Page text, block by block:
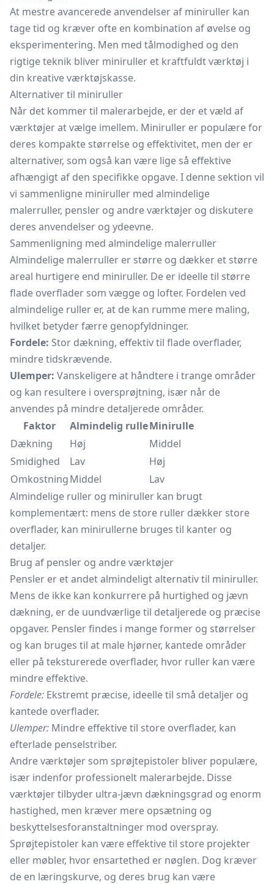
At mestre avancerede anvendelser af miniruller kan
tage tid og kræver ofte en kombination af øvelse og
eksperimentering. Men med tålmodighed og den
rigtige teknik bliver miniruller et kraftfuldt værktøj i
din kreative værktøjskasse.
Alternativer til miniruller
Når det kommer til malerarbejde, er der et væld af
værktøjer at vælge imellem. Miniruller er populære for
deres kompakte størrelse og effektivitet, men der er
alternativer, som også kan være lige så effektive
afhængigt af den specifikke opgave. I denne sektion vil
vi sammenligne miniruller med almindelige
malerruller, pensler og andre værktøjer og diskutere
deres anvendelser og ydeevne.
Sammenligning med almindelige malerruller
Almindelige malerruller er større og dækker et større
areal hurtigere end miniruller. De er ideelle til større
flade overflader som vægge og lofter. Fordelen ved
almindelige ruller er, at de kan rumme mere maling,
hvilket betyder færre genopfyldninger.
Fordele: Stor dækning, effektiv til flade overflader,
mindre tidskrævende.
Ulemper: Vanskeligere at håndtere i trange områder
og kan resultere i oversprøjtning, især når de
anvendes på mindre detaljerede områder.
Faktor
Almindelig rulleMinirulle
Dækning
Høj
Middel
Smidighed
Lav
Høj
OmkostningMiddel
Lav
Almindelige ruller og miniruller kan brugt
komplementært: mens de store ruller dækker store
overflader, kan minirullerne bruges til kanter og
detaljer.
Brug af pensler og andre værktøjer
Pensler er et andet almindeligt alternativ til miniruller.
Mens de ikke kan konkurrere på hurtighed og jævn
dækning, er de uundværlige til detaljerede og præcise
opgaver. Pensler findes i mange former og størrelser
og kan bruges til at male hjørner, kantede områder
eller på teksturerede overflader, hvor ruller kan være
mindre effektive.
Fordele: Ekstremt præcise, ideelle til små detaljer og
kantede overflader.
Ulemper: Mindre effektive til store overflader, kan
efterlade penselstriber.
Andre værktøjer som sprøjtepistoler bliver populære,
især indenfor professionelt malerarbejde. Disse
værktøjer tilbyder ultra-jævn dækningsgrad og enorm
hastighed, men kræver mere opsætning og
beskyttelsesforanstaltninger mod overspray.
Sprøjtepistoler kan være effektive til store projekter
eller møbler, hvor ensartethed er nøglen. Dog kræver
de en læringskurve, og deres brug kan være